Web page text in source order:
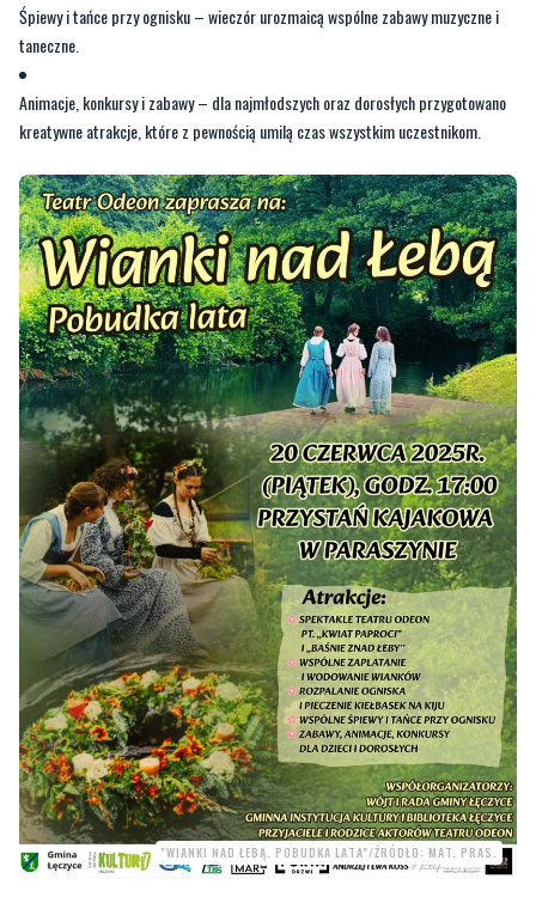
Śpiewy i tańce przy ognisku – wieczór urozmaicą wspólne zabawy muzyczne i
taneczne.
Animacje, konkursy i zabawy – dla najmłodszych oraz dorosłych przygotowano
kreatywne atrakcje, które z pewnością umilą czas wszystkim uczestnikom.
"WIANKI NAD ŁEBĄ. POBUDKA LATA"/ŹRÓDŁO: MAT. PRAS.